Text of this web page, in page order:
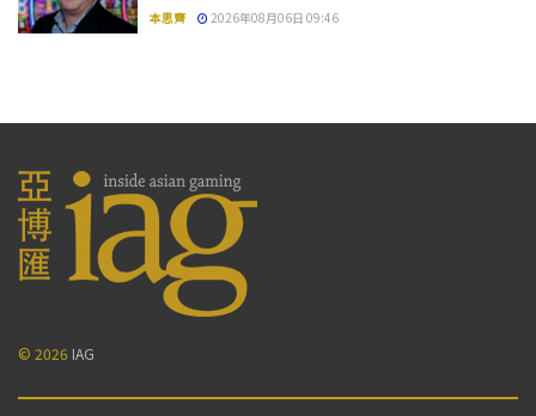
本思齊 2026年08月06日 09:46
© 2026 IAG